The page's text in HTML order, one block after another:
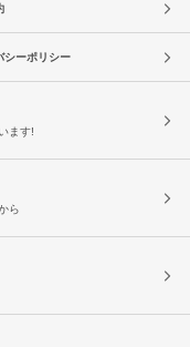
シーポリシー
ます!
ら